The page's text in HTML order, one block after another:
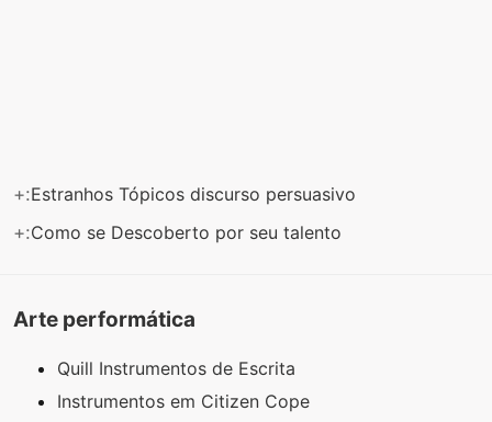
+:Estranhos Tópicos discurso persuasivo
+:Como se Descoberto por seu talento
Arte performática
Quill Instrumentos de Escrita
Instrumentos em Citizen Cope